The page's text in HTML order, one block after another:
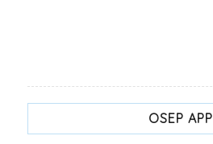
OSEP APP